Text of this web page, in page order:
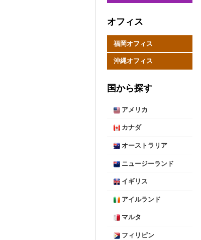
オフィス
福岡オフィス
沖縄オフィス
国から探す
アメリカ
カナダ
オーストラリア
ニュージーランド
イギリス
アイルランド
マルタ
フィリピン